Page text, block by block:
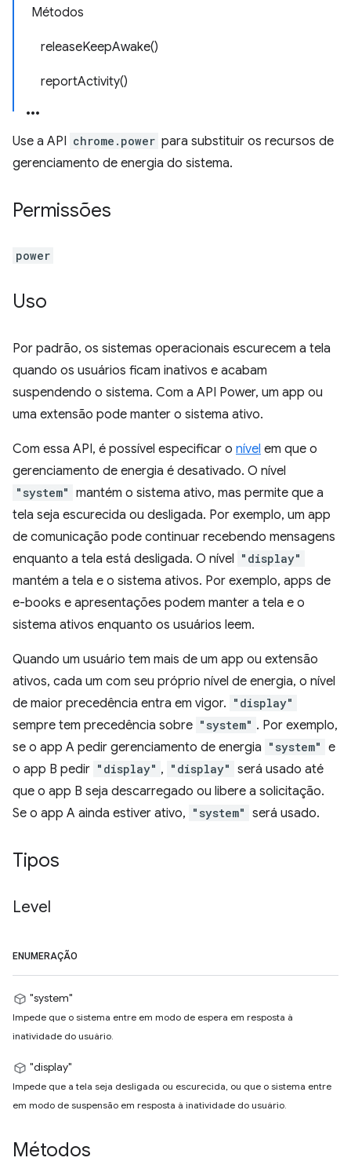
Métodos
releaseKeepAwake()
reportActivity()
Use a API chrome.power para substituir os recursos de
gerenciamento de energia do sistema.
Permissões
power
Uso
Por padrão, os sistemas operacionais escurecem a tela
quando os usuários ficam inativos e acabam
suspendendo o sistema. Com a API Power, um app ou
uma extensão pode manter o sistema ativo.
Com essa API, é possível especificar o nível em que o
gerenciamento de energia é desativado. O nível
"system" mantém o sistema ativo, mas permite que a
tela seja escurecida ou desligada. Por exemplo, um app
de comunicação pode continuar recebendo mensagens
enquanto a tela está desligada. O nível "display"
mantém a tela e o sistema ativos. Por exemplo, apps de
e-books e apresentações podem manter a tela e o
sistema ativos enquanto os usuários leem.
Quando um usuário tem mais de um app ou extensão
ativos, cada um com seu próprio nível de energia, o nível
de maior precedência entra em vigor. "display"
sempre tem precedência sobre "system" . Por exemplo,
se o app A pedir gerenciamento de energia "system" e
o app B pedir "display" , "display" será usado até
que o app B seja descarregado ou libere a solicitação.
Se o app A ainda estiver ativo, "system" será usado.
Tipos
Level
ENUMERAÇÃO
"system"
Impede que o sistema entre em modo de espera em resposta à
inatividade do usuário.
"display"
Impede que a tela seja desligada ou escurecida, ou que o sistema entre
em modo de suspensão em resposta à inatividade do usuário.
Métodos